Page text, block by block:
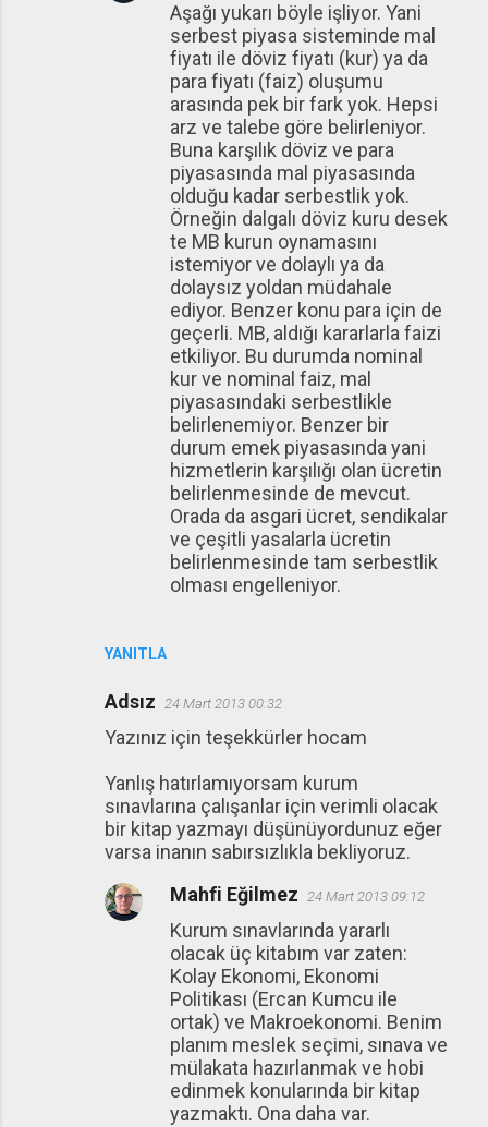
YANITLA
Aşağı yukarı böyle işliyor. Yani
serbest piyasa sisteminde mal
fiyatı ile döviz fiyatı (kur) ya da
para fiyatı (faiz) oluşumu
arasında pek bir fark yok. Hepsi
arz ve talebe göre belirleniyor.
Buna karşılık döviz ve para
piyasasında mal piyasasında
olduğu kadar serbestlik yok.
Örneğin dalgalı döviz kuru desek
te MB kurun oynamasını
istemiyor ve dolaylı ya da
dolaysız yoldan müdahale
ediyor. Benzer konu para için de
geçerli. MB, aldığı kararlarla faizi
etkiliyor. Bu durumda nominal
kur ve nominal faiz, mal
piyasasındaki serbestlikle
belirlenemiyor. Benzer bir
durum emek piyasasında yani
hizmetlerin karşılığı olan ücretin
belirlenmesinde de mevcut.
Orada da asgari ücret, sendikalar
ve çeşitli yasalarla ücretin
belirlenmesinde tam serbestlik
olması engelleniyor.
Adsız 24 Mart 2013 00:32
Yazınız için teşekkürler hocam
Yanlış hatırlamıyorsam kurum
sınavlarına çalışanlar için verimli olacak
bir kitap yazmayı düşünüyordunuz eğer
varsa inanın sabırsızlıkla bekliyoruz.
Mahfi Eğilmez 24 Mart 2013 09:12
Kurum sınavlarında yararlı
olacak üç kitabım var zaten:
Kolay Ekonomi, Ekonomi
Politikası (Ercan Kumcu ile
ortak) ve Makroekonomi. Benim
planım meslek seçimi, sınava ve
mülakata hazırlanmak ve hobi
edinmek konularında bir kitap
yazmaktı. Ona daha var.